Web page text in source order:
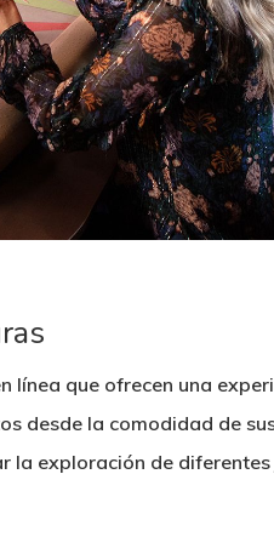
que ofrecen una
desde la comodidad de
la exploración de